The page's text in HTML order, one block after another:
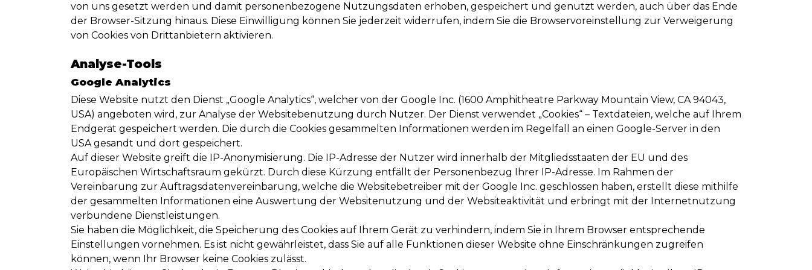
von uns gesetzt werden und damit personenbezogene Nutzungsdaten erhoben, gespeichert und genutzt werden, auch über das Ende
der Browser-Sitzung hinaus. Diese Einwilligung können Sie jederzeit widerrufen, indem Sie die Browservoreinstellung zur Verweigerung
von Cookies von Drittanbietern aktivieren.
Analyse-Tools
Google Analytics
Diese Website nutzt den Dienst „Google Analytics“, welcher von der Google Inc. (1600 Amphitheatre Parkway Mountain View, CA 94043,
USA) angeboten wird, zur Analyse der Websitebenutzung durch Nutzer. Der Dienst verwendet „Cookies“ – Textdateien, welche auf Ihrem
Endgerät gespeichert werden. Die durch die Cookies gesammelten Informationen werden im Regelfall an einen Google-Server in den
USA gesandt und dort gespeichert.
Auf dieser Website greift die IP-Anonymisierung. Die IP-Adresse der Nutzer wird innerhalb der Mitgliedsstaaten der EU und des
Europäischen Wirtschaftsraum gekürzt. Durch diese Kürzung entfällt der Personenbezug Ihrer IP-Adresse. Im Rahmen der
Vereinbarung zur Auftragsdatenvereinbarung, welche die Websitebetreiber mit der Google Inc. geschlossen haben, erstellt diese mithilfe
der gesammelten Informationen eine Auswertung der Websitenutzung und der Websiteaktivität und erbringt mit der Internetnutzung
verbundene Dienstleistungen.
Sie haben die Möglichkeit, die Speicherung des Cookies auf Ihrem Gerät zu verhindern, indem Sie in Ihrem Browser entsprechende
Einstellungen vornehmen. Es ist nicht gewährleistet, dass Sie auf alle Funktionen dieser Website ohne Einschränkungen zugreifen
können, wenn Ihr Browser keine Cookies zulässt.